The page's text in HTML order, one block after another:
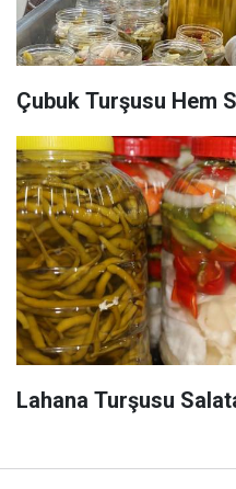
Çubuk Turşusu Hem
Lahana Turşusu